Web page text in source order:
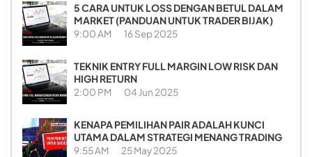
5 CARA UNTUK LOSS DENGAN BETUL DALAM
MARKET (PANDUAN UNTUK TRADER BIJAK)
9:00 AM 16 Sep 2025
TEKNIK ENTRY FULL MARGIN LOW RISK DAN
HIGH RETURN
2:00 PM 04 Jun 2025
KENAPA PEMILIHAN PAIR ADALAH KUNCI
UTAMA DALAM STRATEGI MENANG TRADING
9:55 AM 25 May 2025